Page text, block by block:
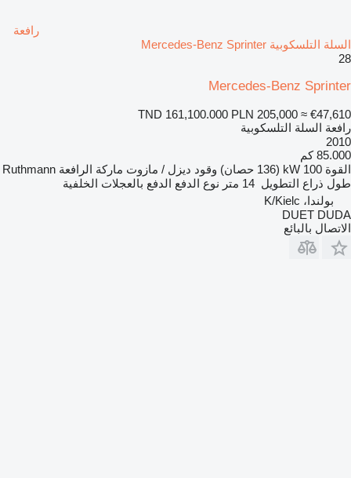
رافعة
السلة التلسكوبية Mercedes-Benz Sprinter
28
Mercedes-Benz Sprinter
TND 161,100.000 PLN 205,000 ≈ €47,610
رافعة السلة التلسكوبية
2010
85.000 كم
القوة 100 kW (136 حصان) وقود ديزل / مازوت ماركة الرافعة Ruthmann
طول ذراع التطويل 14 متر نوع الدفع الدفع بالعجلات الخلفية
بولندا، K/Kielc
DUET DUDA
الاتصال بالبائع